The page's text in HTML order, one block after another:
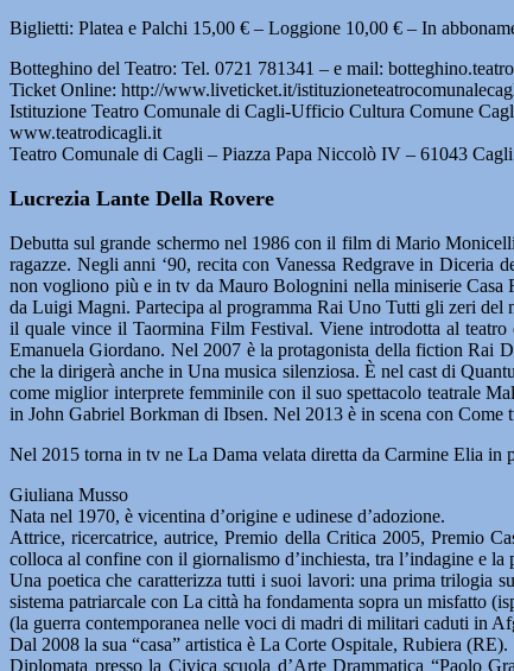
Biglietti: Platea e Palchi 15,00 € – Loggione 10,00 € – In
Botteghino del Teatro: Tel. 0721 781341 – e mail:
Ticket Online: http://www.liveticket.it/
Istituzione Teatro Comunale di Cagli-Ufficio Cultura Comune
www.teatrodicagli.it
Teatro Comunale di Cagli – Piazza Papa Niccolò IV – 61043
Lucrezia Lante Della Rovere
Debutta sul grande schermo nel 1986 con il film di Mario
ragazze. Negli anni ‘90, recita con Vanessa Redgrave in
non vogliono più e in tv da Mauro Bolognini nella miniserie Casa
da Luigi Magni. Partecipa al programma Rai Uno Tutti gli zeri del
il quale vince il Taormina Film Festival. Viene introdotta al
Emanuela Giordano. Nel 2007 è la protagonista della fiction Rai
che la dirigerà anche in Una musica silenziosa. È nel cast di
come miglior interprete femminile con il suo spettacolo teatrale
in John Gabriel Borkman di Ibsen. Nel 2013 è in scena con
Nel 2015 torna in tv ne La Dama velata diretta da Carmine Elia in
Giuliana Musso
Nata nel 1970, è vicentina d’origine e udinese d’adozione.
Attrice, ricercatrice, autrice, Premio della Critica 2005, Premio
colloca al confine con il giornalismo d’inchiesta, tra l’indagine e la
Una poetica che caratterizza tutti i suoi lavori: una prima trilogia
sistema patriarcale con La città ha fondamenta sopra un misfatto
(la guerra contemporanea nelle voci di madri di militari caduti in
Dal 2008 la sua “casa” artistica è La Corte Ospitale, Rubiera (RE).
Diplomata presso la Civica scuola d’Arte Drammatica “Paolo